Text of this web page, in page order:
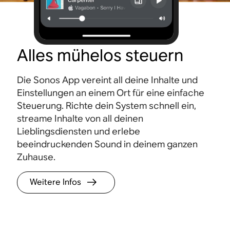
Alles mühelos steuern
Die Sonos App vereint all deine Inhalte und
Einstellungen an einem Ort für eine einfache
Steuerung. Richte dein System schnell ein,
streame Inhalte von all deinen
Lieblingsdiensten und erlebe
beeindruckenden Sound in deinem ganzen
Zuhause.
Weitere Infos